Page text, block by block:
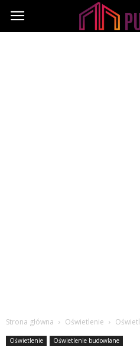
PUWN.pl
Strona główna Oświetlenie
Oświetlenie Oświetlenie budowlane